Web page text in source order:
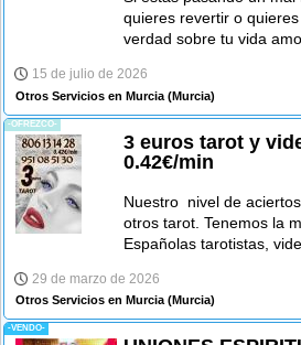
quieres revertir o
verdad sobre tu vida
15 de julio de 2026
Otros Servicios en Murcia (Murcia)
-OFREZCO-
3 euros tarot y
0.42€/min
Nuestro nivel de
otros tarot. Tenemos la
Españolas tarotistas,
29 de marzo de 2026
Otros Servicios en Murcia (Murcia)
-VENDO-